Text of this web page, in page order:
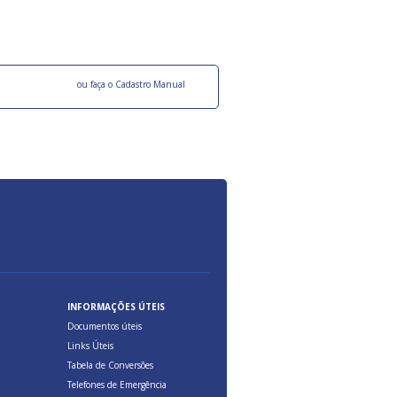
ou faça o Cadastro Manual
INFORMAÇÕES ÚTEIS
Documentos úteis
Links Úteis
Tabela de Conversões
Telefones de Emergência